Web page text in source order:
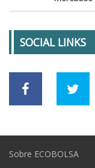
SOCIAL LINKS
Sobre ECOBOLSA